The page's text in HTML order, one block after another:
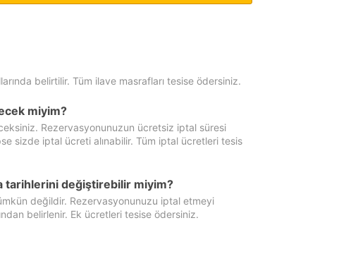
belirtilir. Tüm ilave masrafları tesise ödersiniz.
miyim?
Rezervasyonunuzun ücretsiz iptal süresi
sizde iptal ücreti alınabilir. Tüm iptal ücretleri tesis
tarihlerini değiştirebilir miyim?
değildir. Rezervasyonunuzu iptal etmeyi
belirlenir. Ek ücretleri tesise ödersiniz.